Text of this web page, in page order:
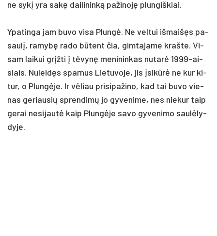
ne sykį yra sakę dai­li­ninką pa­ži­noję plun­giš­kiai.
Ypa­tin­ga jam bu­vo vi­sa Plungė. Ne vel­tui iš­maišęs pa­
saulį, ra­mybę ra­do būtent čia, gim­ta­ja­me kraš­te. Vi­
sam lai­kui grįžti į tėvynę me­ni­nin­kas nu­tarė 1999-ai­
siais. Nu­leidęs spar­nus Lie­tu­vo­je, jis įsikūrė ne kur ki­
tur, o Plungė­je. Ir vėliau pri­si­pa­ži­no, kad tai bu­vo vie­
nas ge­riau­sių spren­dimų jo gy­ve­ni­me, nes nie­kur taip
ge­rai ne­si­jautė kaip Plungė­je sa­vo gy­ve­ni­mo saulė­ly­
dy­je.